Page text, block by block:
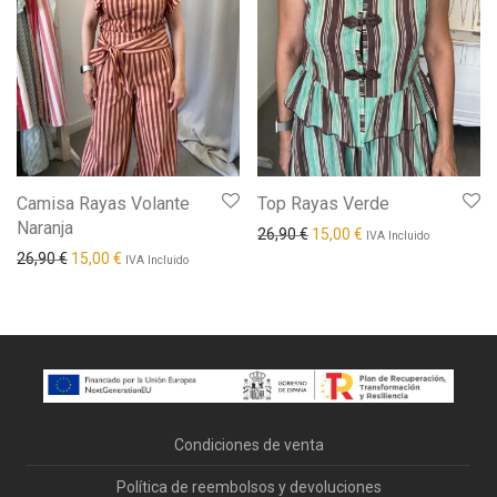
Camisa Rayas Volante
Naranja
26,90€ El precio original era: 26,90 €.
15,00 € El precio actual es: 15,00 €.
IVA Incluido
Top Rayas Verde
26,90€ El precio original era:
15,00 € El precio actual es:
IVA Incluido
Condiciones de venta
Política de reembolsos y devoluciones